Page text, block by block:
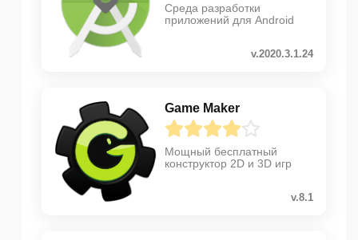
Среда разработки
приложений для Android
v.2020.3.1.24
Game Maker
Мощный бесплатный
конструктор 2D и 3D игр
v.8.1